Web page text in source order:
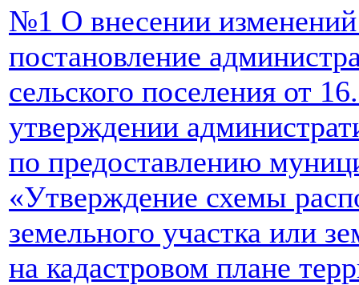
№1 О внесении
постановление
сельского поселения от
утверждении
по предоставлению
«Утверждение схемы
земельного участка или
на кадастровом плане